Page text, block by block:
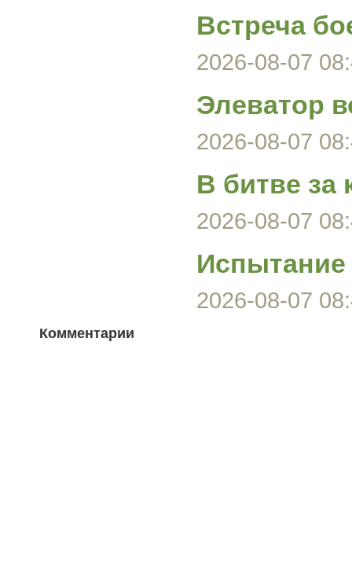
Встреча
2026-08-07
Элеватор
2026-08-07
В битве за
2026-08-07
Испытание
2026-08-07
Комментарии